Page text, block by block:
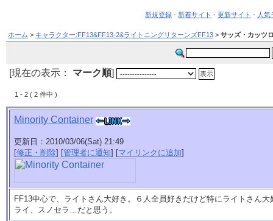
新規登録 - 新着サイト - 更新サイト - 人
ホーム > キャラクター:FF13&FF13-2&ライトニングリターンズFF13 > サッズ・カッツ
[現在の表示： マーク順]
1 - 2 ( 2 件中 )
Minority Container
更新日：2010/03/06(Sat) 21:49
[修正・削除] [管理者に通知] [マイリンクに追加]
FF13中心で、ライトさん大好き。６人全員好きだけど特にライトさん
ライ、スノセラ…だと思う。